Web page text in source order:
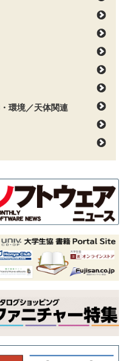
環境／天体関連